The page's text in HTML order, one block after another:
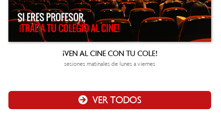
¡VEN AL CINE CON TU COLE!
sesiones matinales de lunes a viernes
VER TODOS